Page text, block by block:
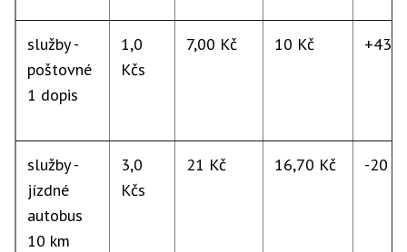
služby -
poštovné
1 dopis
1,0
Kčs
7,00 Kč 10 Kč +43
služby -
jízdné
autobus
10 km
3,0
Kčs
21 Kč 16,70 Kč -20 %